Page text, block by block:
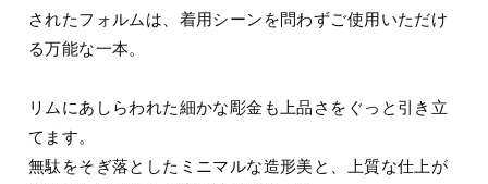
されたフォルムは、着用シーンを問わずご使用いただけ
る万能な一本。
リムにあしらわれた細かな彫金も上品さをぐっと引き立
てます。
無駄をそぎ落としたミニマルな造形美と、上質な仕上が